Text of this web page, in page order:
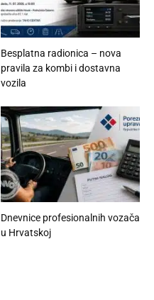
Besplatna radionica – nova
pravila za kombi i dostavna
vozila
Dnevnice profesionalnih vozača
u Hrvatskoj